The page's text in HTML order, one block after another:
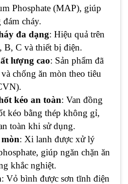
Phosphate (MAP), giúp
đám cháy.
đa dạng: Hiệu quả trên
B, C và thiết bị điện.
lượng cao: Sản phẩm đã
chống ăn mòn theo tiêu
kéo an toàn: Van đồng
kéo bằng thép không gỉ,
toàn khi sử dụng.
: Xi lanh được xử lý
giúp ngăn chặn ăn
khắc nghiệt.
: Vỏ bình được sơn tĩnh điện